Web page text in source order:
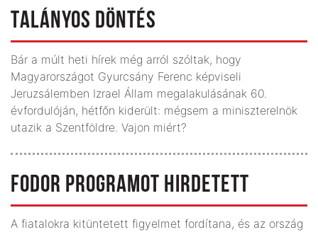
TALÁNYOS DÖNTÉS
Bár a múlt heti hírek még arról szóltak, hogy
Magyarországot Gyurcsány Ferenc képviseli
Jeruzsálemben Izrael Állam megalakulásának 60.
évfordulóján, hétfőn kiderült: mégsem a miniszterelnök
utazik a Szentföldre. Vajon miért?
FODOR PROGRAMOT HIRDETETT
A fiatalokra kitüntetett figyelmet fordítana, és az ország